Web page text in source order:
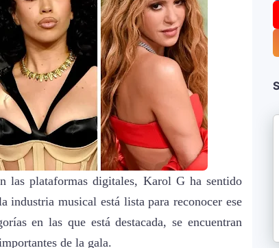
las plataformas digitales, Karol G ha sentido
industria musical está lista para reconocer ese
en las que está destacada, se encuentran
de la gala.